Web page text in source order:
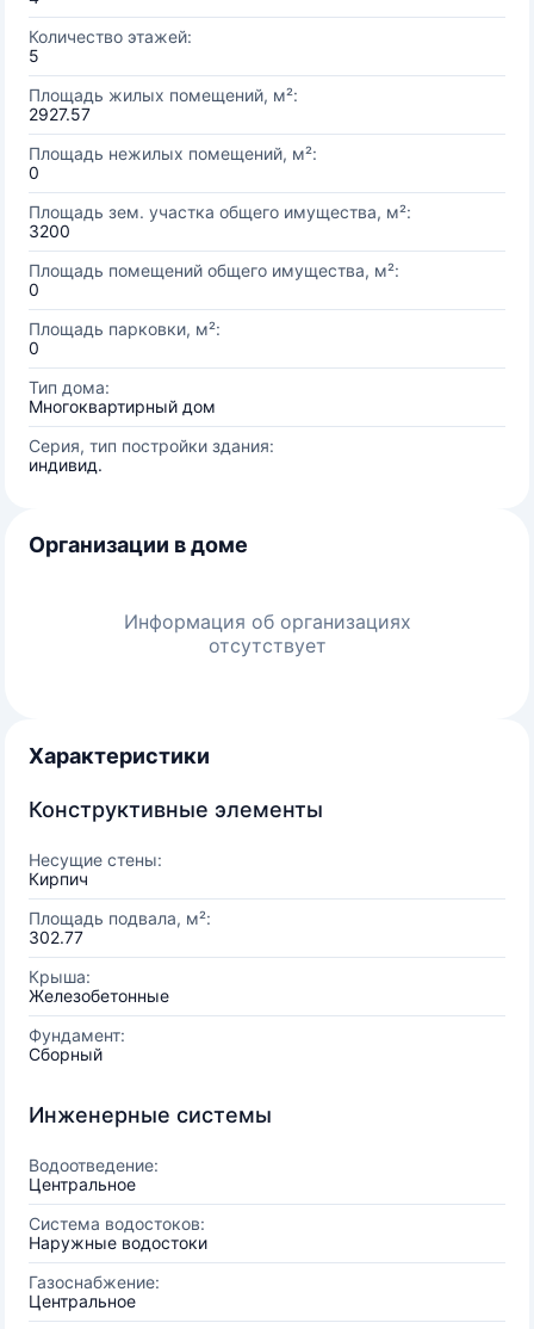
Количество этажей:
5
Площадь жилых помещений, м²:
2927.57
Площадь нежилых помещений, м²:
0
Площадь зем. участка общего имущества, м²:
3200
Площадь помещений общего имущества, м²:
0
Площадь парковки, м²:
0
Тип дома:
Многоквартирный дом
Серия, тип постройки здания:
индивид.
Организации в доме
Информация об организациях
отсутствует
Характеристики
Конструктивные элементы
Несущие стены:
Кирпич
Площадь подвала, м²:
302.77
Крыша:
Железобетонные
Фундамент:
Сборный
Инженерные системы
Водоотведение:
Центральное
Система водостоков:
Наружные водостоки
Газоснабжение:
Центральное